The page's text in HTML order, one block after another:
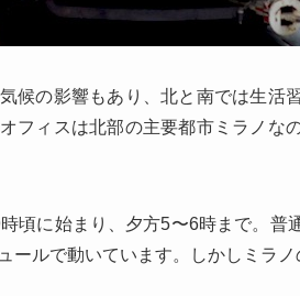
候の影響もあり、北と南では生活
フィスは北部の主要都市ミラノなの
頃に始まり、夕方5〜6時まで。普
ールで動いています。しかしミラ